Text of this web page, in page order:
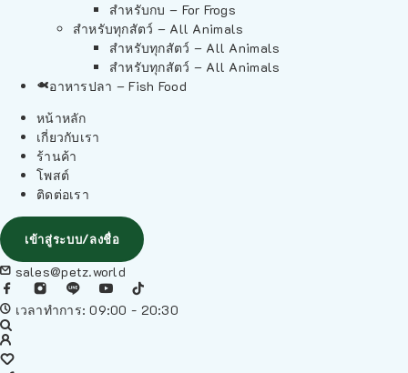
สำหรับกบ – For Frogs
สำหรับทุกสัตว์ – All Animals
สำหรับทุกสัตว์ – All Animals
สำหรับทุกสัตว์ – All Animals
อาหารปลา – Fish Food
หน้าหลัก
เกี่ยวกับเรา
ร้านค้า
โพสต์
ติดต่อเรา
เข้าสู่ระบบ/ลงชื่อ
sales@petz.world
เวลาทำการ: 09:00 - 20:30